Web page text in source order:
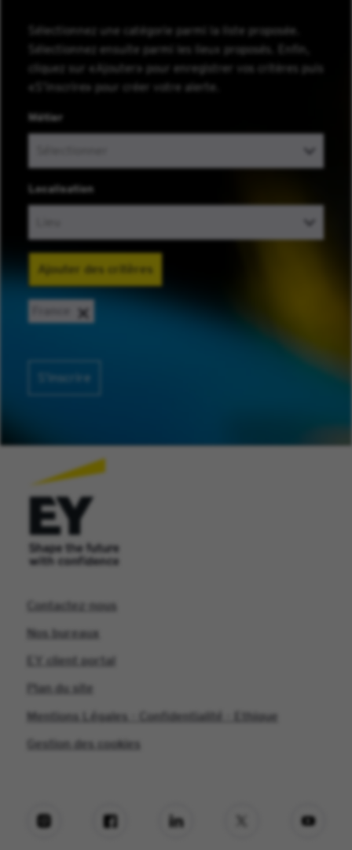
Sélectionnez une catégorie parmi la liste proposée.
Sélectionnez ensuite parmi les lieux proposés. Enfin,
cliquez sur «Ajouter» pour enregistrer vos critères puis
«S’inscrire» pour créer votre alerte.
Métier
Localisation
Ajouter des critères
S’inscrire
Contactez-nous
Nos bureaux
EY client portal
Plan du site
Mentions Légales - Confidentialité - Ethique
Gestion des cookies